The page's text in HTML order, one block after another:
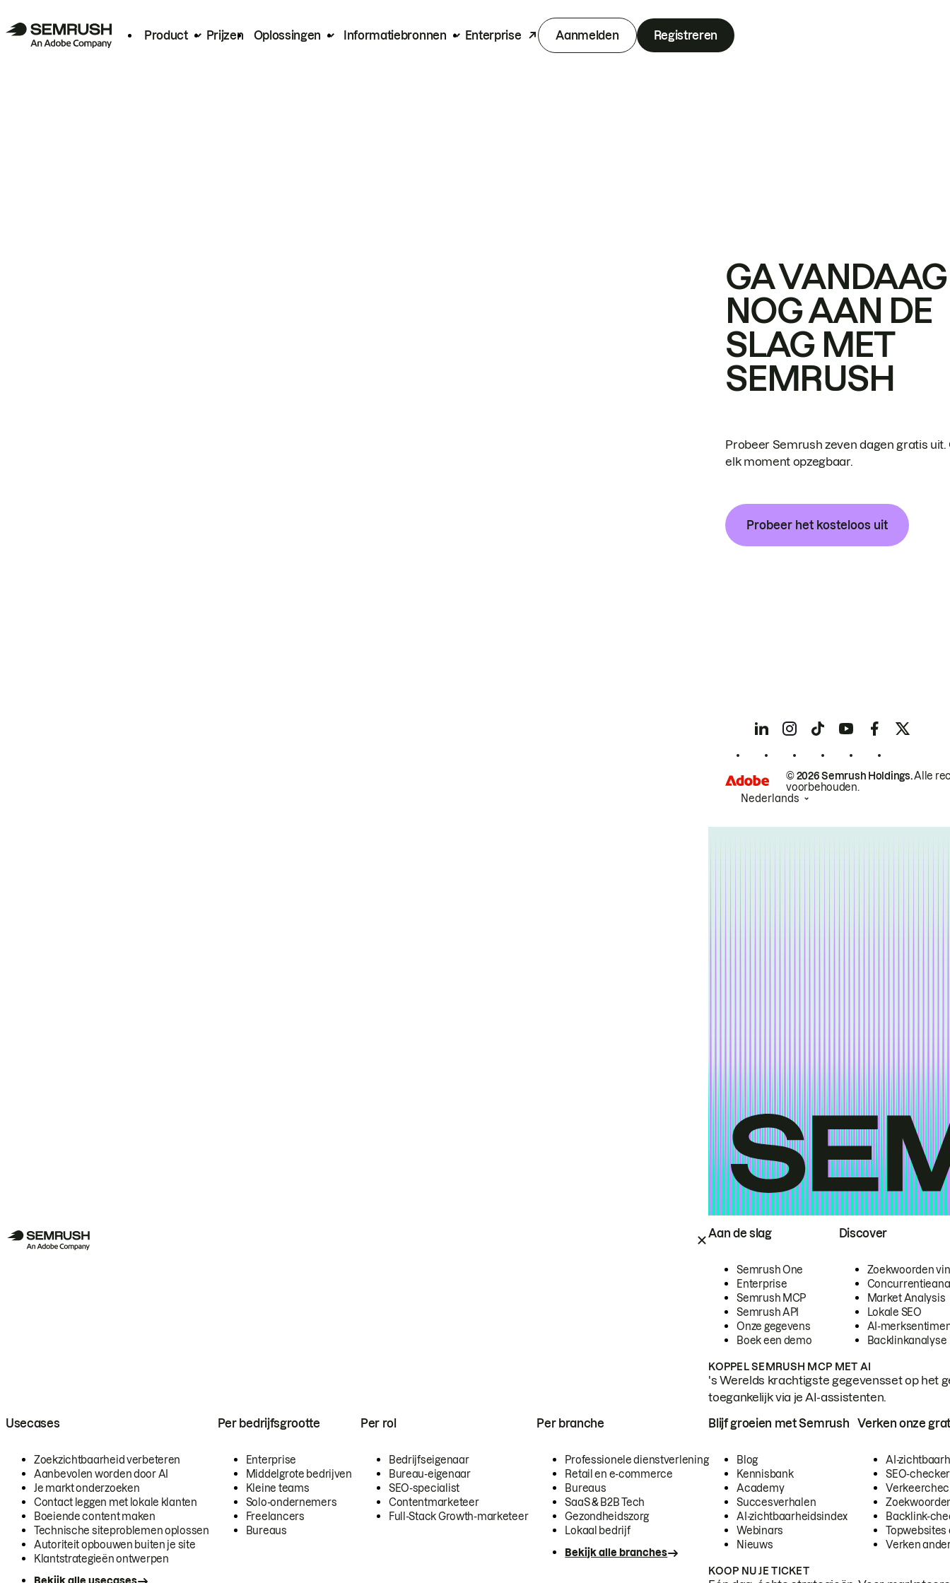
Product Prijzen Oplossingen Informatiebronnen Enterprise Aanmelden Registreren
Aan de slag
Semrush One
Enterprise
Semrush MCP
Semrush API
Onze gegevens
Boek een demo
Discover
Zoekwoorden
Market Analysis
Lokale SEO
AI-
Backlinkanalyse
KOPPEL SEMRUSH MCP MET AI
's Werelds krachtigste gegevensset op het
toegankelijk via je AI-assistenten.
Usecases
Zoekzichtbaarheid verbeteren
Aanbevolen worden door AI
Je markt onderzoeken
Contact leggen met lokale klanten
Boeiende content maken
Technische siteproblemen oplossen
Autoriteit opbouwen buiten je site
Klantstrategieën ontwerpen
Per bedrijfsgrootte
Enterprise
Middelgrote bedrijven
Kleine teams
Solo-ondernemers
Freelancers
Bureaus
Per rol
Bedrijfseigenaar
Bureau-eigenaar
SEO-specialist
Contentmarketeer
Full-Stack Growth-marketeer
Per branche
Professionele dienstverlening
Retail en e-commerce
Bureaus
SaaS & B2B Tech
Gezondheidszorg
Lokaal bedrijf
Bekijk alle branches
Blijf groeien met Semrush
Blog
Kennisbank
Academy
Succesverhalen
AI-zichtbaarheidsindex
Webinars
Nieuws
Verken onze
AI-
SEO-checker
Backlink-
Topwebsites
Verken
KOOP NU JE TICKET
GA VANDAAG
NOG AAN DE
SLAG MET
SEMRUSH
Probeer Semrush zeven dagen gratis uit.
elk moment opzegbaar.
Probeer het kosteloos uit
© 2026 Semrush Holdings.Alle
voorbehouden.
Nederlands